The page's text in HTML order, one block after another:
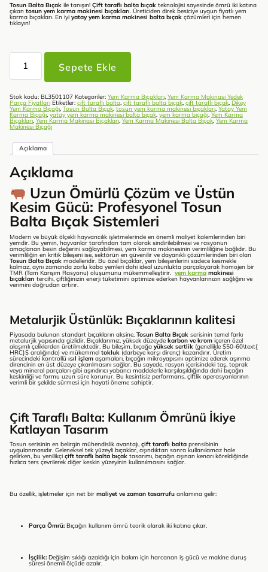
Tosun Balta Bıçak ile tanışın! Çift taraflı balta bıçak teknolojisi sayesinde ömrü iki katına
çıkan tosun yem karma makinesi bıçakları . Üreticiden direk besiciye uygun fiyatlı yem
karma bıçakları. En iyi yatay yem karma makinesi balta bıçak çözümleri için hemen
tıklayın!
Tosun
Sepete Ekle
Stok kodu: BL3501107 Kategoriler: Yem Karma Bıçakları Yem Karma Makinası Yedek
Parça Fiyatları Etiketler: çift taraflı balta,çift taraflı balta bıçak,çift taraflı bıçak,Dikey
Yem Karma Bıçağı Tosun Balta Bıçak,tosun yem karma makinesi bıçakları,Yatay Yem
Karma Bıçağı,yatay yem karma makinesi balta bıçak,yem karma bıçağı,Yem Karma
Bıçakları,Yem Karma Makinası Bıçakları,Yem Karma Makinesi Balta Bıçak,Yem Karma
Makinesi Bıçağı
Açıklama
Açıklama
Uzun Ömürlü Çözüm ve Üstün
Kesim Gücü: Profesyonel Tosun
Balta Bıçak Sistemleri
Modern ve büyük ölçekli hayvancılık işletmelerinde en önemli maliyet kalemlerinden biri
yemdir. Bu yemin, hayvanlar tarafından tam olarak sindirilebilmesi ve rasyonun
amaçlanan besin değerini sağlayabilmesi, yem karma makinesinin verimliliğine bağlıdır. Bu
verimliliğin en kritik bileşeni ise, sektörün en güvenilir ve dayanıklı çözümlerinden biri olan
Tosun Balta Bıçak modelleridir. Bu özel bıçaklar, yem bileşenlerini sadece kesmekle
kalmaz, aynı zamanda zorlu kaba yemleri dahi ideal uzunlukta parçalayarak homojen bir
TMR (Tam Karışım Rasyonu) oluşumunu mükemmelleştirir. yem karma makinesi
bıçakları tercihi, çiftliğinizin enerji tüketimini optimize ederken hayvanlarınızın sağlığını ve
verimini doğrudan artırır.
Metalurjik Üstünlük: Bıçaklarının kalitesi
Piyasada bulunan standart bıçakların aksine, Tosun Balta Bıçak serisinin temel farkı
metalurjik yapısında gizlidir. Bıçaklarımız, yüksek düzeyde karbon ve krom içeren özel
alaşımlı çeliklerden üretilmektedir. Bu bileşim, bıçağa yüksek sertlik (genellikle $50-60\text{
HRC}$ aralığında) ve mükemmel tokluk (darbeye karşı direnç) kazandırır. Üretim
sürecindeki kontrollü ısıl işlem aşamaları, bıçağın mikroyapısını optimize ederek aşınma
direncinin en üst düzeye çıkarılmasını sağlar. Bu sayede, rasyon içerisindeki taş, toprak
veya mineral parçaları gibi aşındırıcı yabancı maddelerle karşılaşıldığında dahi bıçağın
keskinliği ve formu uzun süre korunur. Bu kesintisiz performans, çiftlik operasyonlarının
verimli bir şekilde sürmesi için hayati öneme sahiptir.
Çift Taraflı Balta: Kullanım Ömrünü İkiye
Katlayan Tasarım
Tosun serisinin en belirgin mühendislik avantajı, çift taraflı balta prensibinin
uygulanmasıdır. Geleneksel tek yüzeyli bıçaklar, aşındıktan sonra kullanılamaz hale
gelirken, bu yenilikçi çift taraflı balta bıçak tasarımı, bıçağın aşınan kenarı köreldiğinde
hızlıca ters çevrilerek diğer keskin yüzeyinin kullanılmasını sağlar.
Bu özellik, işletmeler için net bir maliyet ve zaman tasarrufu anlamına gelir:
Parça Ömrü: Bıçağın kullanım ömrü teorik olarak iki katına çıkar.
İşçilik: Değişim sıklığı azaldığı için bakım için harcanan iş gücü ve makine duruş
süresi önemli ölçüde azalır.